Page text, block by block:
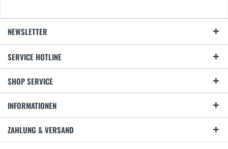
NEWSLETTER
SERVICE HOTLINE
SHOP SERVICE
INFORMATIONEN
ZAHLUNG & VERSAND